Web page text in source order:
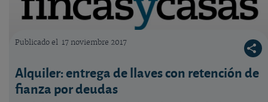
Publicado el 17 noviembre 2017
Alquiler: entrega de llaves con retención de
fianza por deudas